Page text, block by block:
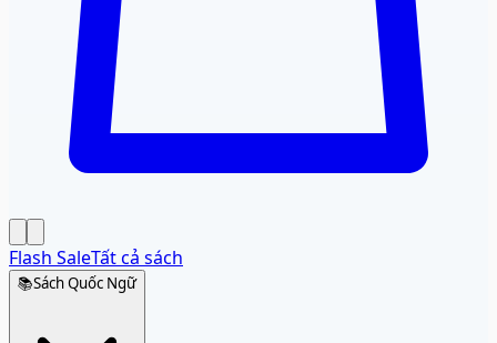
Flash SaleTất cả sách
📚Sách Quốc Ngữ